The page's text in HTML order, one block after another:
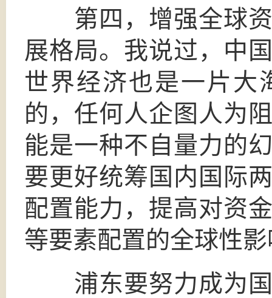
第四，增强全球资
展格局。我说过，中
世界经济也是一片大
的，任何人企图人为
能是一种不自量力的
要更好统筹国内国际
配置能力，提高对资
等要素配置的全球性
浦东要努力成为国